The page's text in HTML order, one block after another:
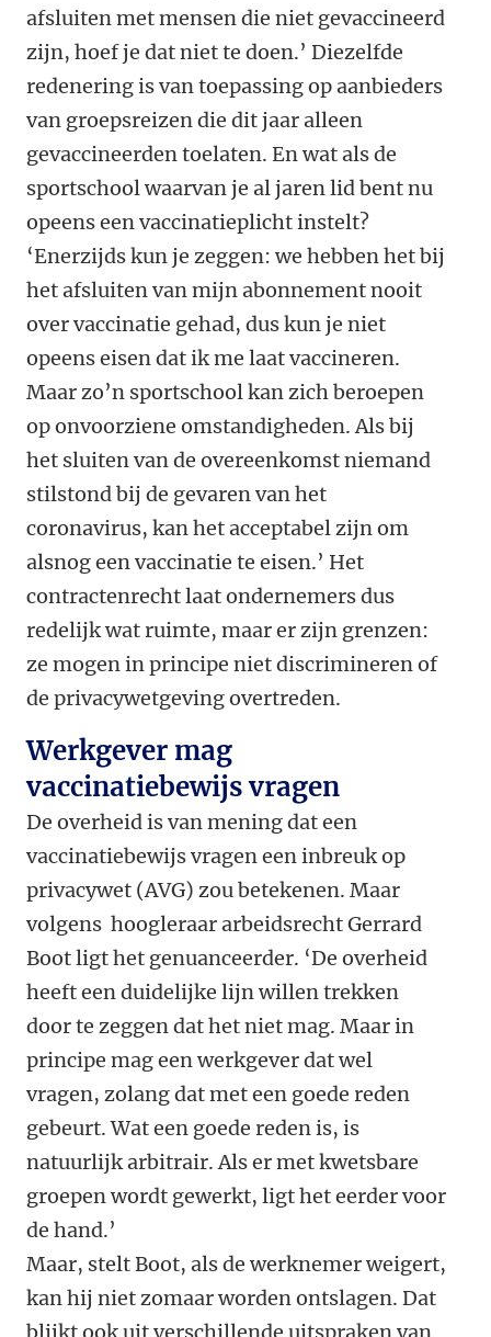
afsluiten met mensen die niet gevaccineerd
zijn, hoef je dat niet te doen.’ Diezelfde
redenering is van toepassing op aanbieders
van groepsreizen die dit jaar alleen
gevaccineerden toelaten. En wat als de
sportschool waarvan je al jaren lid bent nu
opeens een vaccinatieplicht instelt?
‘Enerzijds kun je zeggen: we hebben het bij
het afsluiten van mijn abonnement nooit
over vaccinatie gehad, dus kun je niet
opeens eisen dat ik me laat vaccineren.
Maar zo’n sportschool kan zich beroepen
op onvoorziene omstandigheden. Als bij
het sluiten van de overeenkomst niemand
stilstond bij de gevaren van het
coronavirus, kan het acceptabel zijn om
alsnog een vaccinatie te eisen.’ Het
contractenrecht laat ondernemers dus
redelijk wat ruimte, maar er zijn grenzen:
ze mogen in principe niet discrimineren of
de privacywetgeving overtreden.
Werkgever mag
vaccinatiebewijs vragen
De overheid is van mening dat een
vaccinatiebewijs vragen een inbreuk op
privacywet (AVG) zou betekenen. Maar
volgens hoogleraar arbeidsrecht Gerrard
Boot ligt het genuanceerder. ‘De overheid
heeft een duidelijke lijn willen trekken
door te zeggen dat het niet mag. Maar in
principe mag een werkgever dat wel
vragen, zolang dat met een goede reden
gebeurt. Wat een goede reden is, is
natuurlijk arbitrair. Als er met kwetsbare
groepen wordt gewerkt, ligt het eerder voor
de hand.’
Maar, stelt Boot, als de werknemer weigert,
kan hij niet zomaar worden ontslagen. Dat